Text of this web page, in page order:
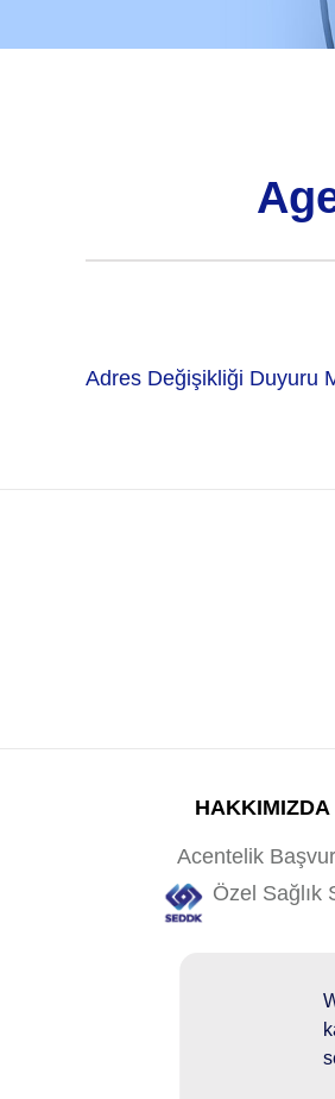
Adres Değişikliği Duyuru
HAKKIMIZDA
Acentelik
Özel Sağlık